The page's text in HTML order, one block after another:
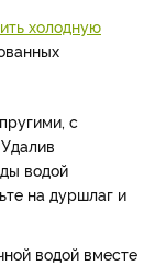
холодную
с
водой
на дуршлаг и
водой вместе